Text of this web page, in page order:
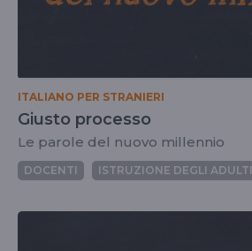
ITALIANO PER STRANIERI
Giusto processo
Le parole del nuovo millennio
DOCENTI ISTRUZIONE DEGLI ADULTI